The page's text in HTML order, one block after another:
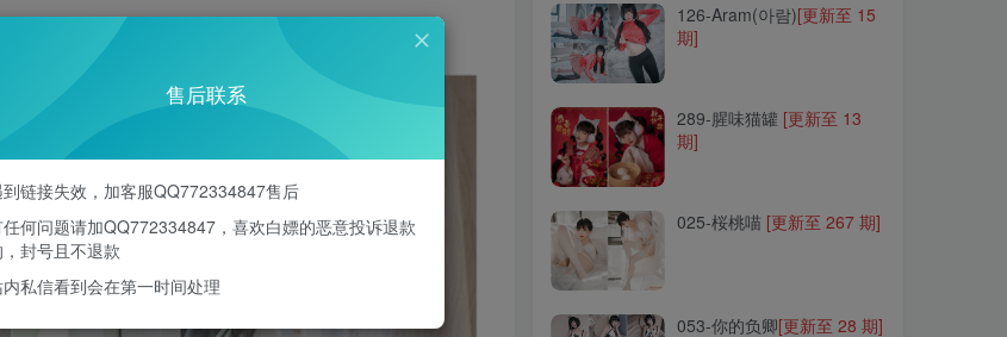
289-腥味猫罐
025-桜桃喵
126-Aram(아람)[更新至 15
期]
289-腥味猫罐 [更新至 13
期]
025-桜桃喵 [更新至 267 期]
053-你的负卿[更新至 28 期]
售后联系
链接失效，加客服QQ772334847售后
何问题请加QQ772334847，喜欢白嫖的恶意投诉退款
，封号且不退款
私信看到会在第一时间处理